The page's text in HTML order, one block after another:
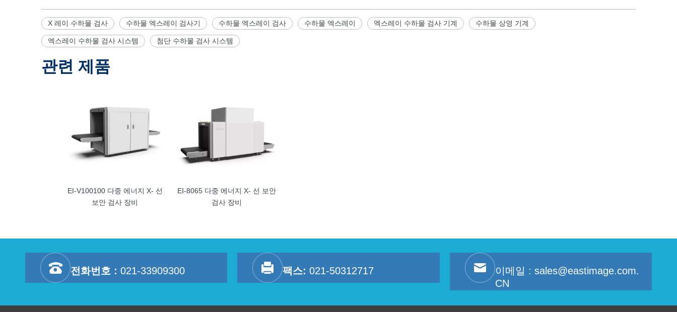
X 레이 수하물 검사 수하물 엑스레이 검사기 수하물 엑스레이 검사 수하물 엑스레이 엑스레이 수하물 검사 기계 수하물 상영 기계
엑스레이 수하물 검사 시스템 첨단 수하물 검사 시스템
관련 제품
EI-V100100 다중 에너지 X- 선
보안 검사 장비
EI-8065 다중 에너지 X- 선 보안
검사 장비
전화번호 : 021-33909300 팩스: 021-50312717 이메일 : sales@eastimage.com.
CN